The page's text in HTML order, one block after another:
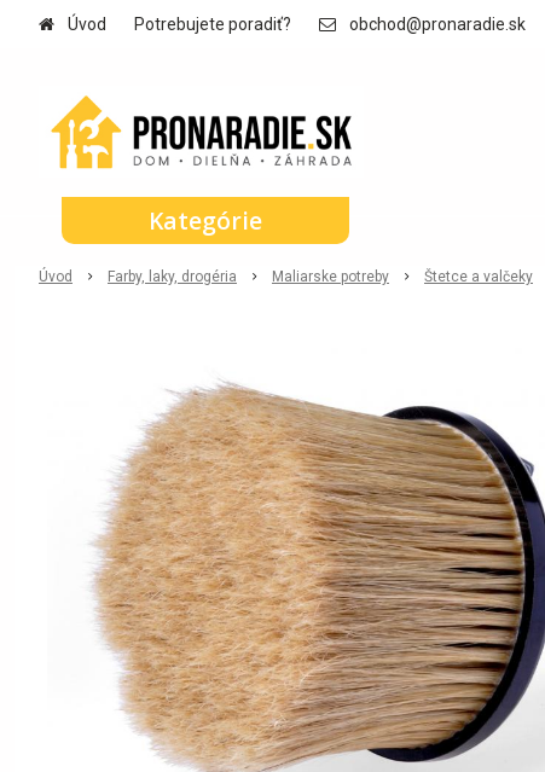
Úvod Potrebujete poradiť? obchod@pronaradie.sk
Úvod Farby, laky, drogéria Maliarske potreby Štetce a valčeky
Kategórie